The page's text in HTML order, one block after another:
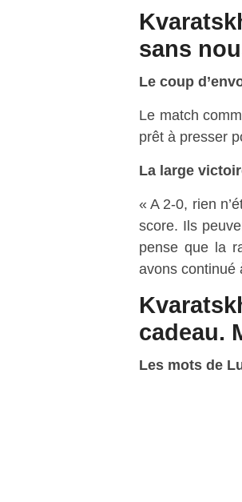
sans
Le coup
Le match
prêt à presser
La large
« A 2-0, rien
score. Ils
pense que la
avons continué
cadeau.
Les mots de